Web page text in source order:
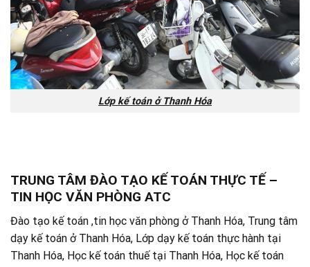
Lớp kế toán ở Thanh Hóa
TRUNG TÂM ĐÀO TẠO KẾ TOÁN THỰC TẾ –
TIN HỌC VĂN PHÒNG ATC
Đào tạo kế toán ,tin học văn phòng ở Thanh Hóa, Trung tâm
dạy kế toán ở Thanh Hóa, Lớp dạy kế toán thực hành tại
Thanh Hóa, Học kế toán thuế tại Thanh Hóa, Học kế toán